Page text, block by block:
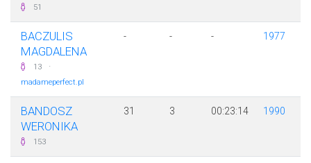
51
BACZULIS
MAGDALENA
13 ·
madameperfect.pl
- - - 1977
BANDOSZ
WERONIKA
153
31 3 00:23:14 1990